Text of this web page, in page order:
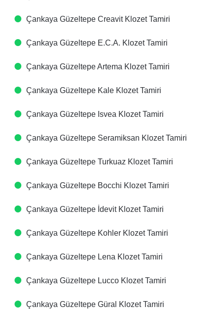
Çankaya Güzeltepe Creavit Klozet Tamiri
Çankaya Güzeltepe E.C.A. Klozet Tamiri
Çankaya Güzeltepe Artema Klozet Tamiri
Çankaya Güzeltepe Kale Klozet Tamiri
Çankaya Güzeltepe Isvea Klozet Tamiri
Çankaya Güzeltepe Seramiksan Klozet Tamiri
Çankaya Güzeltepe Turkuaz Klozet Tamiri
Çankaya Güzeltepe Bocchi Klozet Tamiri
Çankaya Güzeltepe İdevit Klozet Tamiri
Çankaya Güzeltepe Kohler Klozet Tamiri
Çankaya Güzeltepe Lena Klozet Tamiri
Çankaya Güzeltepe Lucco Klozet Tamiri
Çankaya Güzeltepe Güral Klozet Tamiri